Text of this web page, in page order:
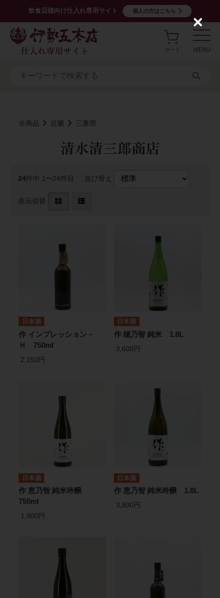
飲食店様向け仕入れ専用サイト 個人の方はこちら
全商品 近畿 三重県
清水清三郎商店
24件中 1〜24件目 並び替え
表示切替
日本酒
作 インプレッション－
Ｈ 750ml
2,150円
日本酒
作 穂乃智 純米 1.8L
3,600円
日本酒
作 恵乃智 純米吟醸
750ml
1,900円
日本酒
作 恵乃智 純米吟醸 1.8L
3,800円
C
l
s